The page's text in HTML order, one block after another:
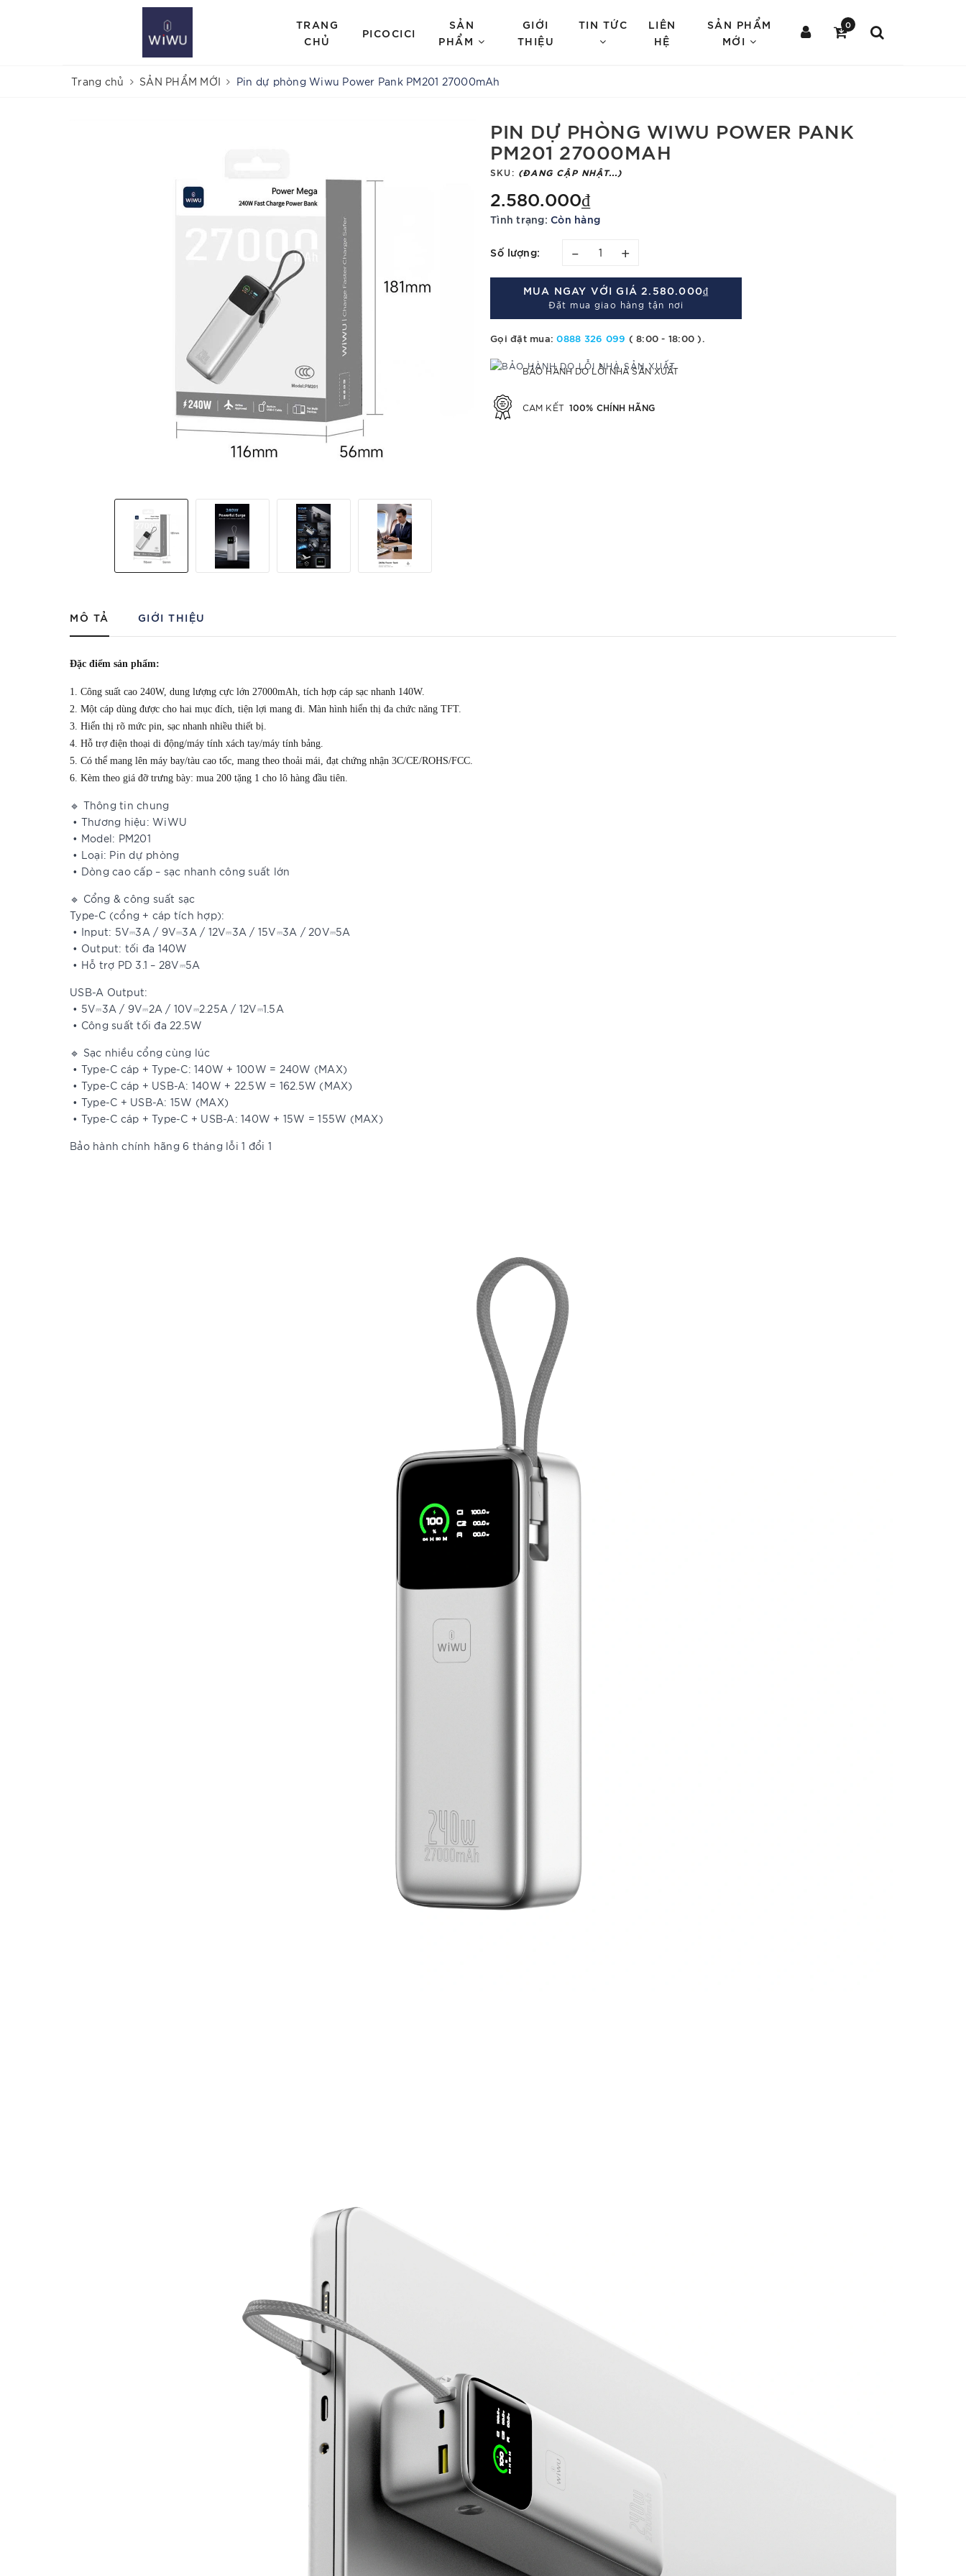
TRANG
CHỦ
PICOCICI
SẢN
PHẨM
GIỚI
THIỆU
TIN TỨC
LIÊN
HỆ
SẢN PHẨM
MỚI
0
Trang chủ SẢN PHẨM MỚI Pin dự phòng Wiwu Power Pank PM201 27000mAh
PIN DỰ PHÒNG WIWU POWER PANK
PM201 27000MAH
SKU: (ĐANG CẬP NHẬT...)
2.580.000₫
Tình trạng: Còn hàng
Số lượng: – +
MUA NGAY VỚI GIÁ2.580.000₫
Đặt mua giao hàng tận nơi
Gọi đặt mua:0888 326 099 ( 8:00 - 18:00 ).
BẢO HÀNH DO LỖI NHÀ SẢN XUẤT
CAM KẾT 100% CHÍNH HÃNG
MÔ TẢ GIỚI THIỆU
Đặc điểm sản phẩm:
1. Công suất cao 240W, dung lượng cực lớn 27000mAh, tích hợp cáp sạc nhanh 140W.
2. Một cáp dùng được cho hai mục đích, tiện lợi mang đi. Màn hình hiển thị đa chức năng TFT.
3. Hiển thị rõ mức pin, sạc nhanh nhiều thiết bị.
4. Hỗ trợ điện thoại di động/máy tính xách tay/máy tính bảng.
5. Có thể mang lên máy bay/tàu cao tốc, mang theo thoải mái, đạt chứng nhận 3C/CE/ROHS/FCC.
6. Kèm theo giá đỡ trưng bày: mua 200 tặng 1 cho lô hàng đầu tiên.
🔹 Thông tin chung
• Thương hiệu: WiWU
• Model: PM201
• Loại: Pin dự phòng
• Dòng cao cấp – sạc nhanh công suất lớn
🔹 Cổng & công suất sạc
Type-C (cổng + cáp tích hợp):
• Input: 5V⎓3A / 9V⎓3A / 12V⎓3A / 15V⎓3A / 20V⎓5A
• Output: tối đa 140W
• Hỗ trợ PD 3.1 – 28V⎓5A
USB-A Output:
• 5V⎓3A / 9V⎓2A / 10V⎓2.25A / 12V⎓1.5A
• Công suất tối đa 22.5W
🔹 Sạc nhiều cổng cùng lúc
• Type-C cáp + Type-C: 140W + 100W = 240W (MAX)
• Type-C cáp + USB-A: 140W + 22.5W = 162.5W (MAX)
• Type-C + USB-A: 15W (MAX)
• Type-C cáp + Type-C + USB-A: 140W + 15W = 155W (MAX)
Bảo hành chính hãng 6 tháng lỗi 1 đổi 1